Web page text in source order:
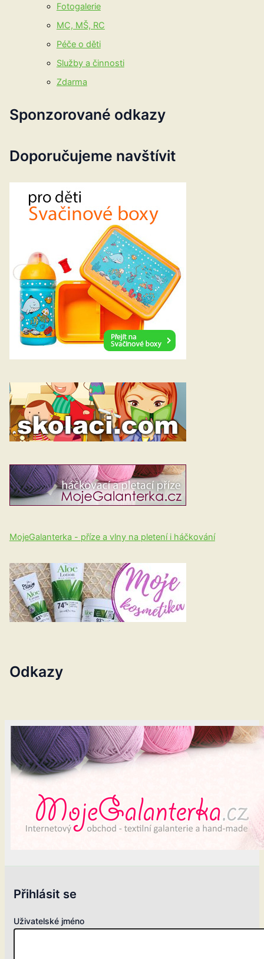
Fotogalerie
MC, MŠ, RC
Péče o děti
Služby a činnosti
Zdarma
Sponzorované odkazy
Doporučujeme navštívit
MojeGalanterka - příze a vlny na pletení i háčkování
Odkazy
Přihlásit se
Uživatelské jméno